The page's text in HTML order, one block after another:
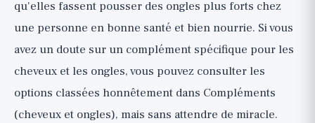
qu'elles fassent pousser des ongles plus forts chez
une personne en bonne santé et bien nourrie. Si vous
avez un doute sur un complément spécifique pour les
cheveux et les ongles, vous pouvez consulter les
options classées honnêtement dans Compléments
(cheveux et ongles), mais sans attendre de miracle.